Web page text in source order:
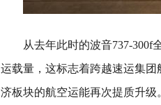
从去年此时的波音737-300f
运载量，这标志着跨越速运集
济板块的航空运能再次提质升级